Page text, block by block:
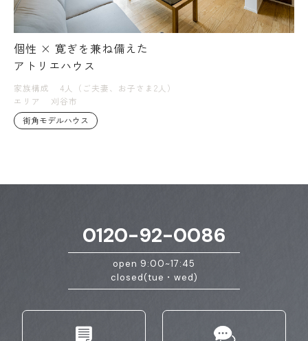
個性 × 寛ぎを兼ね備えた
アトリエハウス
家族構成
4人（ご夫妻、お子さま2人）
エリア
刈谷市
街角モデルハウス
0120-92-0086
open 9:00~17:45
closed(tue・wed)